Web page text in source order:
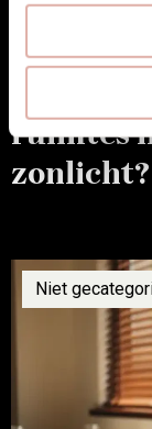
Hoe
ruimtes
zonlicht?
Niet